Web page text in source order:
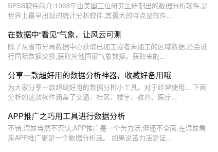
SPSS软件简介:1968年由美国三位研究生研制出的数据分析软件,是
世界上最早出现的统计分析软件,其最大的特点是软件...
在数据中“看见”气象，让风云可测
除了从省市分局数据中心获取已加工或者未加工的区域数据,还会进
行国际数据交换,获取其他国家气象数据。获取来的...
分享一款超好用的数据分析神器，收藏好备用哦
为大家分享一款超级好用的数据分析小工具。对于经常使用... 下面
分析的这款软件涵盖了交通、社区、楼宇、教育、医疗...
APP推广之巧用工具进行数据分析
不错,湿妹当然不否认,APP推广是一个苦力活;但还不全面,在湿妹看
来APP推广更是一个数据分析活。 如果说苦力活是证...